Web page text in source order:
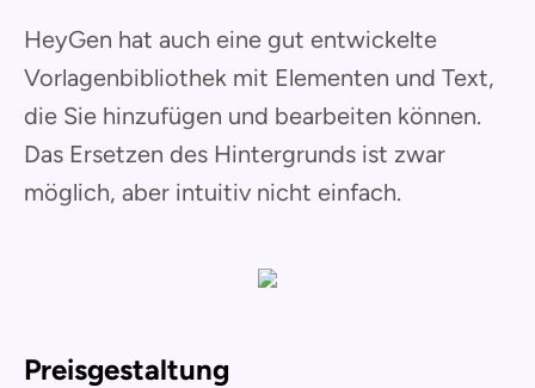
HeyGen hat auch eine gut entwickelte
Vorlagenbibliothek mit Elementen und Text,
die Sie hinzufügen und bearbeiten können.
Das Ersetzen des Hintergrunds ist zwar
möglich, aber intuitiv nicht einfach.
Preisgestaltung